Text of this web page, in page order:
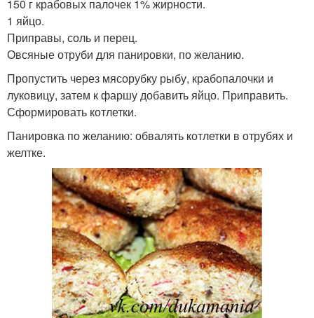
Диетические котлеты
Котлеты с крабовыми
палочками
Классические котлеты
150 г крабовых палочек 1% жирности.
1 яйцо.
Приправы, соль и перец.
Овсяные отруби для панировки, по желанию.
Пропустить через мясорубку рыбу, крабопалочки и
луковицу, затем к фаршу добавить яйцо. Приправить.
Сформировать котлетки.
Панировка по желанию: обвалять котлетки в отрубях и
желтке.